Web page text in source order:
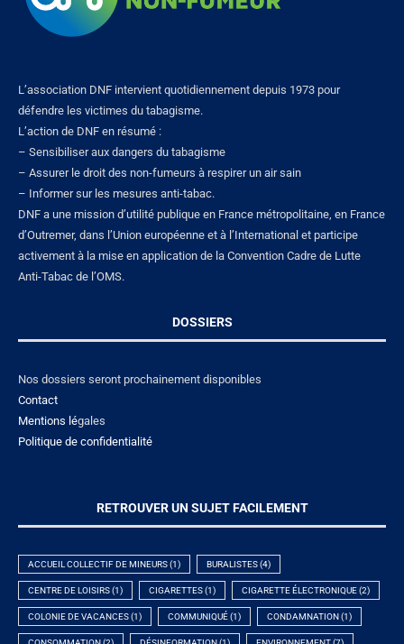
L’association DNF intervient quotidiennement depuis 1973 pour
défendre les victimes du tabagisme.
L’action de DNF en résumé :
– Sensibiliser aux dangers du tabagisme
– Assurer le droit des non-fumeurs à respirer un air sain
– Informer sur les mesures anti-tabac.
DNF a une mission d’utilité publique en France métropolitaine, en France
d’Outremer, dans l’Union européenne et à l’International et participe
activement à la mise en application de la Convention Cadre de Lutte
Anti-Tabac de l’OMS.
DOSSIERS
Nos dossiers seront prochainement disponibles
Contact
Mentions légales
Politique de confidentialité
RETROUVER UN SUJET FACILEMENT
ACCUEIL COLLECTIF DE MINEURS(1) BURALISTES(4)
CENTRE DE LOISIRS(1) CIGARETTES(1) CIGARETTE ÉLECTRONIQUE(2)
COLONIE DE VACANCES(1) COMMUNIQUÉ(1) CONDAMNATION (1)